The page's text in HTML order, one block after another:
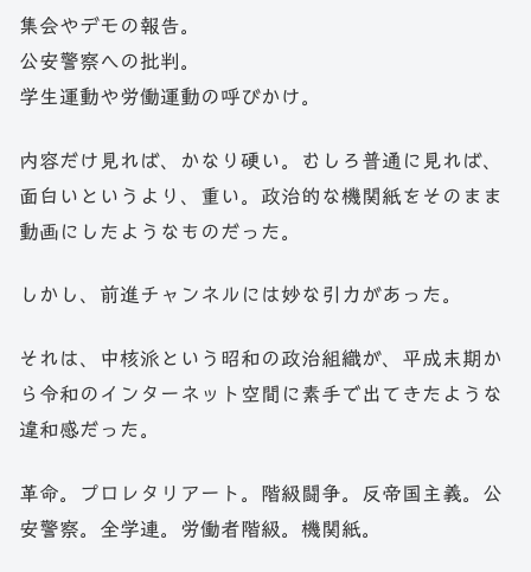
集会やデモの報告。
公安警察への批判。
学生運動や労働運動の呼びかけ。
内容だけ見れば、かなり硬い。むしろ普通に見れば、
面白いというより、重い。政治的な機関紙をそのまま
動画にしたようなものだった。
しかし、前進チャンネルには妙な引力があった。
それは、中核派という昭和の政治組織が、平成末期か
ら令和のインターネット空間に素手で出てきたような
違和感だった。
革命。プロレタリアート。階級闘争。反帝国主義。公
安警察。全学連。労働者階級。機関紙。